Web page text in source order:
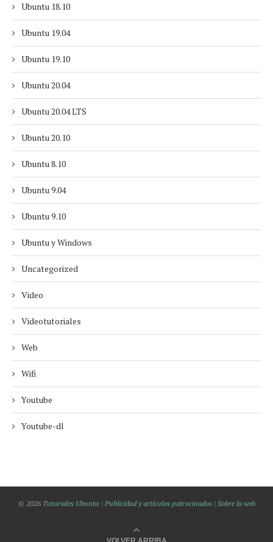
Ubuntu 18.10
Ubuntu 19.04
Ubuntu 19.10
Ubuntu 20.04
Ubuntu 20.04 LTS
Ubuntu 20.10
Ubuntu 8.10
Ubuntu 9.04
Ubuntu 9.10
Ubuntu y Windows
Uncategorized
Video
Videotutoriales
Web
Wifi
Youtube
Youtube-dl
© 2026 Tutoriales Ubuntu | Publicidad y artículos patrocinados| Sobre la web